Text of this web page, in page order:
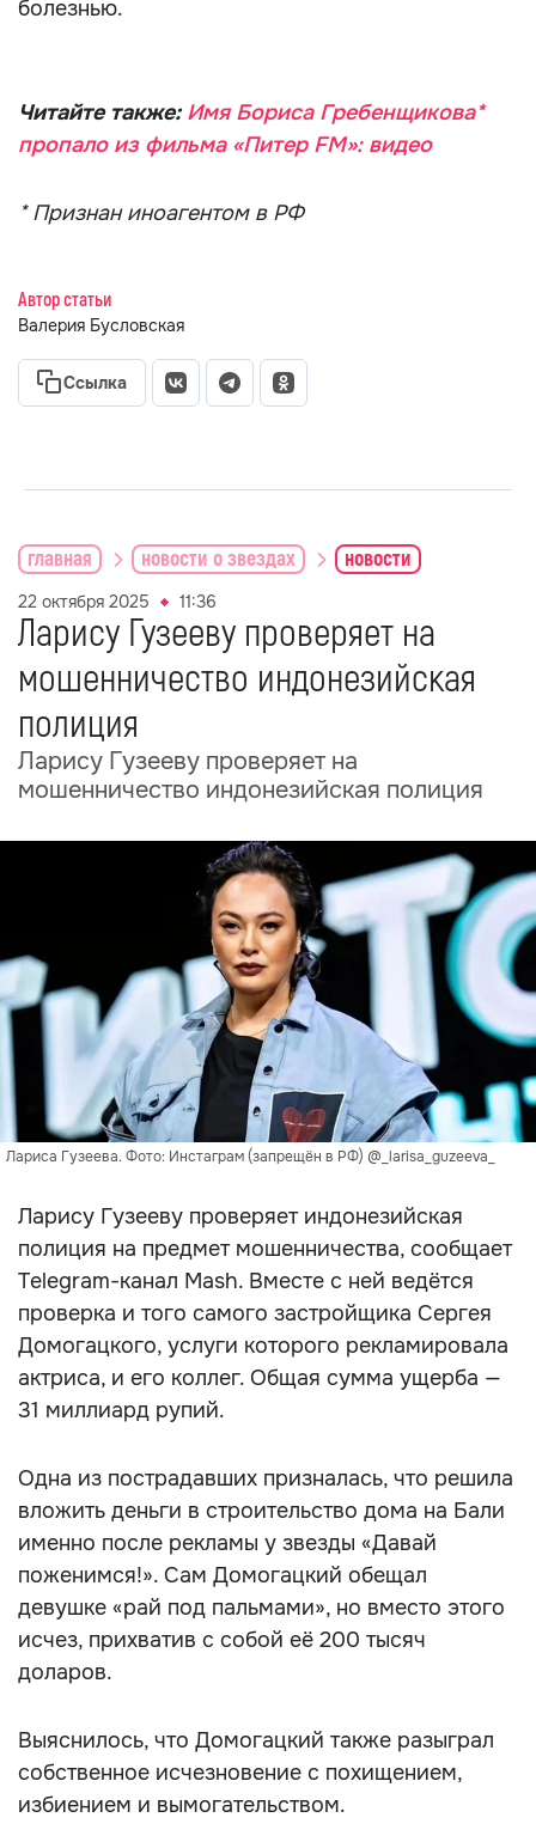
болезнью.
Читайте также: Имя Бориса Гребенщикова*
пропало из фильма «Питер FM»: видео
* Признан иноагентом в РФ
Автор статьи
Валерия Бусловская
Ссылка
главная новости о звездах новости
22 октября 2025 11:36
Ларису Гузееву проверяет на
мошенничество индонезийская
полиция
Ларису Гузееву проверяет на
мошенничество индонезийская полиция
Лариса Гузеева. Фото: Инстаграм (запрещён в РФ) @_larisa_guzeeva_
Ларису Гузееву проверяет индонезийская
полиция на предмет мошенничества, сообщает
Telegram-канал Mash. Вместе с ней ведётся
проверка и того самого застройщика Сергея
Домогацкого, услуги которого рекламировала
актриса, и его коллег. Общая сумма ущерба —
31 миллиард рупий.
Одна из пострадавших призналась, что решила
вложить деньги в строительство дома на Бали
именно после рекламы у звезды «Давай
поженимся!». Сам Домогацкий обещал
девушке «рай под пальмами», но вместо этого
исчез, прихватив с собой её 200 тысяч
доларов.
Выяснилось, что Домогацкий также разыграл
собственное исчезновение с похищением,
избиением и вымогательством.